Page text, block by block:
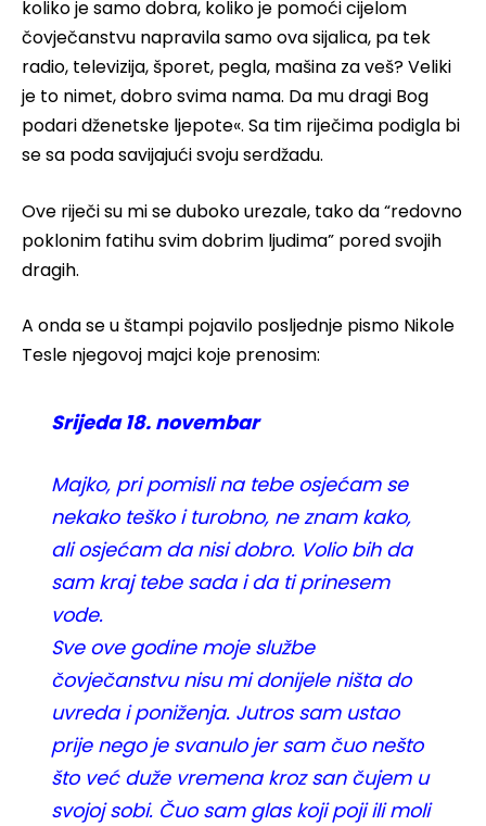
koliko je samo dobra, koliko je pomoći cijelom
čovječanstvu napravila samo ova sijalica, pa tek
radio, televizija, šporet, pegla, mašina za veš? Veliki
je to nimet, dobro svima nama. Da mu dragi Bog
podari dženetske ljepote«. Sa tim riječima podigla bi
se sa poda savijajući svoju serdžadu.
Ove riječi su mi se duboko urezale, tako da “redovno
poklonim fatihu svim dobrim ljudima” pored svojih
dragih.
A onda se u štampi pojavilo posljednje pismo Nikole
Tesle njegovoj majci koje prenosim:
Srijeda 18. novembar
Majko, pri pomisli na tebe osjećam se
nekako teško i turobno, ne znam kako,
ali osjećam da nisi dobro. Volio bih da
sam kraj tebe sada i da ti prinesem
vode.
Sve ove godine moje službe
čovječanstvu nisu mi donijele ništa do
uvreda i poniženja. Jutros sam ustao
prije nego je svanulo jer sam čuo nešto
što već duže vremena kroz san čujem u
svojoj sobi. Čuo sam glas koji poji ili moli